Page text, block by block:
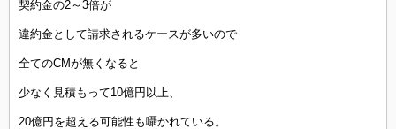
契約金の2～3倍が
違約金として請求されるケースが多いので
全てのCMが無くなると
少なく見積もって10億円以上、
20億円を超える可能性も囁かれている。